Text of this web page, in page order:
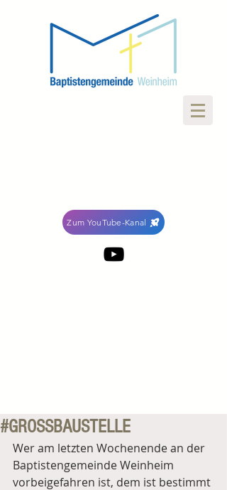
Zum YouTube-Kanal
#GROSSBAUSTELLE
Wer am letzten Wochenende an der
Baptistengemeinde Weinheim
vorbeigefahren ist, dem ist bestimmt